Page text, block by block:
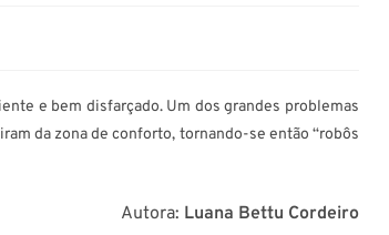
e bem disfarçado. Um dos grandes problemas
da zona de conforto, tornando-se então “robôs
Autora: Luana Bettu Cordeiro